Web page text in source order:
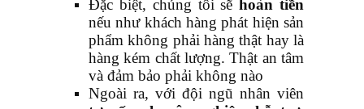
Đặc biệt, chúng tôi sẽhoàn tiền
nếu như khách hàng phát hiện sản
phẩm không phải hàng thật hay là
hàng kém chất lượng. Thật an tâm
và đảm bảo phải không nào
Ngoài ra, với đội ngũ nhân viên